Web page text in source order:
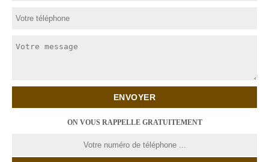
ON VOUS RAPPELLE GRATUITEMENT